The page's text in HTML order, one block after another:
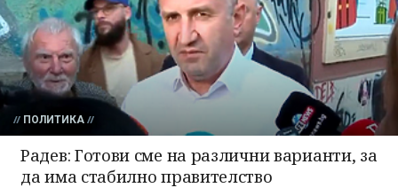
ПОЛИТИКА
Радев: Готови сме на различни варианти, за
да има стабилно правителство